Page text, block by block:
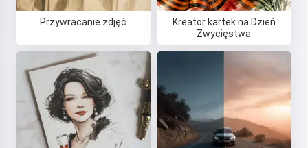
Przywracanie zdjęć
Kreator kartek na Dzień
Zwycięstwa